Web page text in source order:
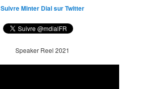
Suivre Minter Dial sur Twitter
Speaker Reel 2021